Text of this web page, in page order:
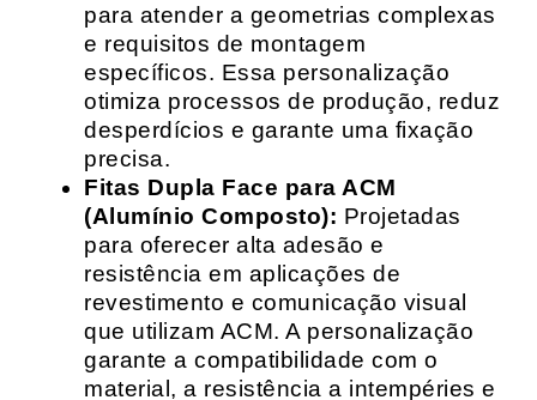
para atender a geometrias complexas
e requisitos de montagem
específicos. Essa personalização
otimiza processos de produção, reduz
desperdícios e garante uma fixação
precisa.
Fitas Dupla Face para ACM
(Alumínio Composto): Projetadas
para oferecer alta adesão e
resistência em aplicações de
revestimento e comunicação visual
que utilizam ACM. A personalização
garante a compatibilidade com o
material, a resistência a intempéries e